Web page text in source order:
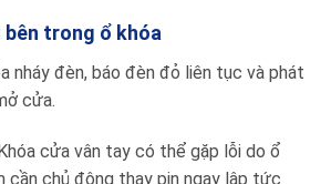
trong ổ khóa
nháy đèn, báo đèn đỏ liên tục và phát
cửa.
Khóa cửa vân tay có thể gặp lỗi do ổ
cần chủ động thay pin ngay lập tức